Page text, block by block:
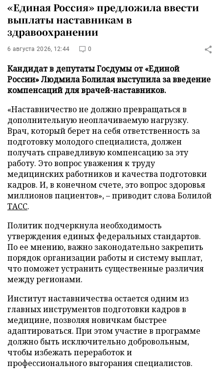
«Единая Россия» предложила ввести
выплаты наставникам в
здравоохранении
6 августа 2026, 12:44 0
Кандидат в депутаты Госдумы от «Единой
России» Людмила Болилая выступила за введение
компенсаций для врачей-наставников.
«Наставничество не должно превращаться в
дополнительную неоплачиваемую нагрузку.
Врач, который берет на себя ответственность за
подготовку молодого специалиста, должен
получать справедливую компенсацию за эту
работу. Это вопрос уважения к труду
медицинских работников и качества подготовки
кадров. И, в конечном счете, это вопрос здоровья
миллионов пациентов», – приводит слова Болилой
ТАСС.
Политик подчеркнула необходимость
утверждения единых федеральных стандартов.
По ее мнению, важно законодательно закрепить
порядок организации работы и систему выплат,
что поможет устранить существенные различия
между регионами.
Институт наставничества остается одним из
главных инструментов подготовки кадров в
медицине, позволяя новичкам быстрее
адаптироваться. При этом участие в программе
должно быть исключительно добровольным,
чтобы избежать переработок и
профессионального выгорания специалистов.